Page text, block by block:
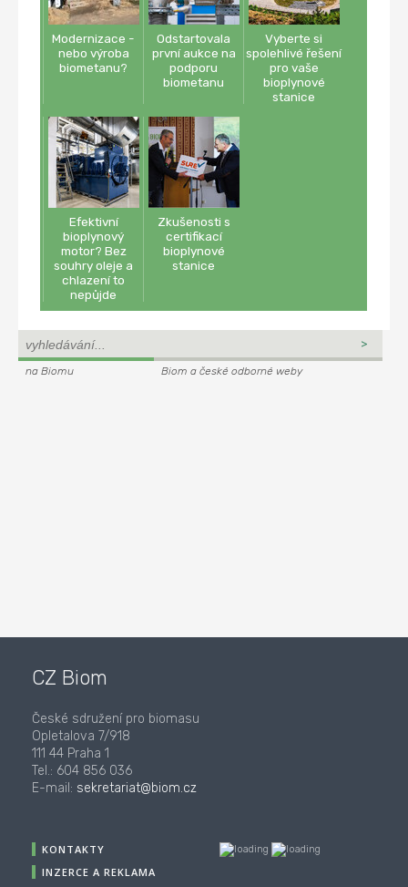
Modernizace -
nebo výroba
biometanu?
Odstartovala
první aukce na
podporu
biometanu
Vyberte si
spolehlivé řešení
pro vaše
bioplynové
stanice
Efektivní
bioplynový
motor? Bez
souhry oleje a
chlazení to
nepůjde
Zkušenosti s
certifikací
bioplynové
stanice
na Biomu Biom a české odborné weby
CZ Biom
České sdružení pro biomasu
Opletalova 7/918
111 44 Praha 1
Tel.: 604 856 036
E-mail: sekretariat@biom.cz
KONTAKTY
INZERCE A REKLAMA